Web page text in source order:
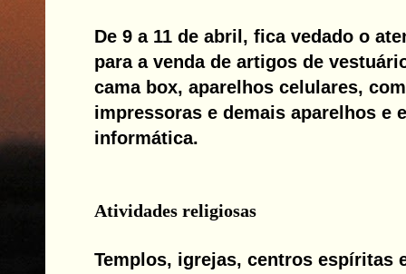
De 9 a 11 de abril, fica vedado o
para a venda de artigos de
cama box, aparelhos celulares,
impressoras e demais aparelhos e
informática.
Atividades religiosas
Templos, igrejas, centros espíritas